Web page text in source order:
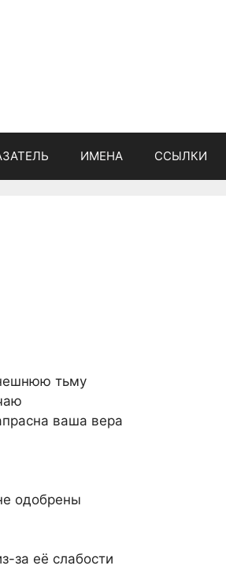
ИМЕНА ССЫЛКИ
тьму
ваша вера
одобрены
за её слабости